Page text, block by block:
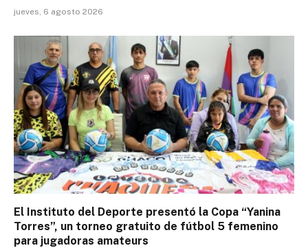
jueves, 6 agosto 2026
El Instituto del Deporte presentó la Copa “Yanina
Torres”, un torneo gratuito de fútbol 5 femenino
para jugadoras amateurs